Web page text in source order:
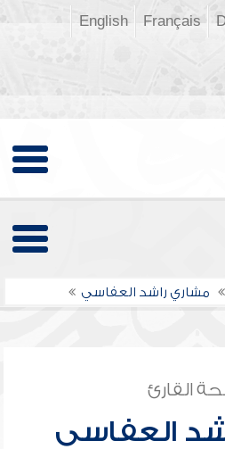
Français
English
مشاري راشد العفاسي
القارئ
العفاسي